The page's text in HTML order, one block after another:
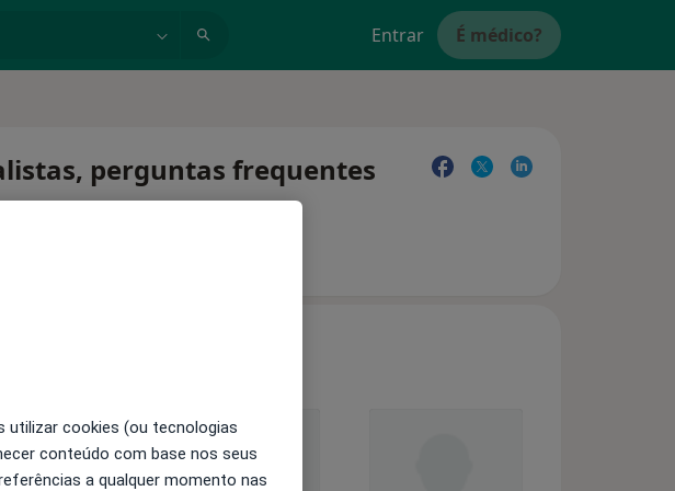
Entrar É médico?
perguntas frequentes
utilizar cookies (ou tecnologias
conteúdo com base nos seus
a qualquer momento nas